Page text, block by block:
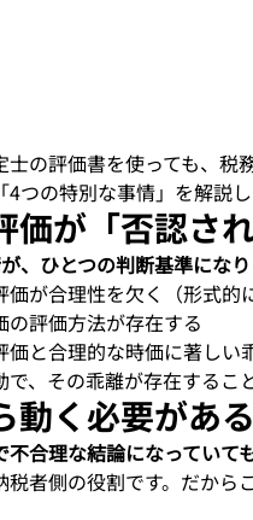
の評価書を使っても、税
つの特別な事情」を解説し
価が「否認さ
、ひとつの判断基準になり
が合理性を欠く（形式的
の評価方法が存在する
価と合理的な時価に著しい
で、その乖離が存在するこ
動く必要があ
合理な結論になっていて
税者側の役割です。だか